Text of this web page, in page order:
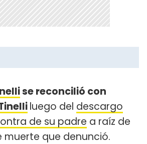
se reconcilió con
luego del descargo
de su padre a raíz de
muerte que denunció.